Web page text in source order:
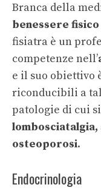
Branca della
benessere
fisiatra è un
competenze nell’
e il suo obiettivo
riconducibili a
patologie di cui
osteoporosi.
Endocrinologia